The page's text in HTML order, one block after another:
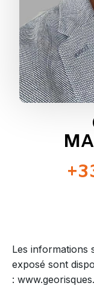
Les informations
exposé sont
: